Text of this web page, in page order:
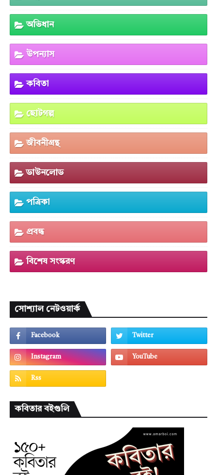
অভিধান
উপন্যাস
কবিতা
ছোটগল্প
জীবনীগ্রন্থ
ডাউনলোড
পত্রিকা
প্রবন্ধ
বিশেষ সংস্করণ
সোশ্যাল নেটওয়ার্ক
কবিতার বইগুলি